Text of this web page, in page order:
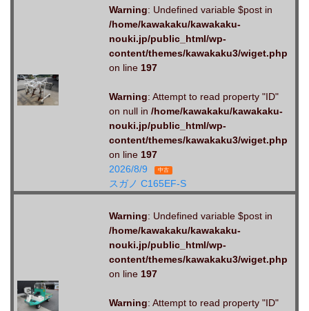
Warning: Undefined variable $post in
/home/kawakaku/kawakaku-
nouki.jp/public_html/wp-
content/themes/kawakaku3/wiget.php
on line 197
Warning: Attempt to read property "ID"
on null in /home/kawakaku/kawakaku-
nouki.jp/public_html/wp-
content/themes/kawakaku3/wiget.php
on line 197
2026/8/9
中古
スガノ C165EF-S
Warning: Undefined variable $post in
/home/kawakaku/kawakaku-
nouki.jp/public_html/wp-
content/themes/kawakaku3/wiget.php
on line 197
Warning: Attempt to read property "ID"